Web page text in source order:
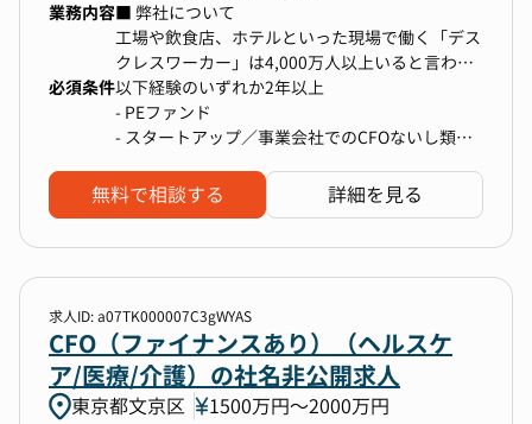
検索する
CFO（ファイナンスあり）
CFO（ファイナンスなし）
500万円以上〜上限なし
フレキシブルタイム：8:00～11:00、16:00～
20:00
休憩時間：60分
時間外労働有無：有
＜標準的な勤務時間帯＞
業務内容■ 弊社について
工場や飲食店、ホテルといった現場で働く「デス
クレスワーカー」は4,000万人以上いると言わ
れ、「新人教育期間が長い」「正しいやり方が伝
わらない」といった課題があります。このような
課題へのソリューションとして現場向け動画 DX
上場企業の導入が決まり、現在も次々と利用企業
が増えています。
ーカー産業全体を変革するという使命をもって、
私達は日々挑戦し続けています。
■ 業務内容
CFOとして、次回エクイティラウンドからIPO、
必須条件以下経験のいずれか2年以上
- PEファンド
- スタートアップ／事業会社でのCFOないし類似
無料で相談する 詳細を見る
求人ID: a07TK000007C3gWYAS
CFO（ファイナンスあり）（ヘルスケ
ア/医療/介護）の社名非公開求人
東京都文京区 1500万円〜2000万円